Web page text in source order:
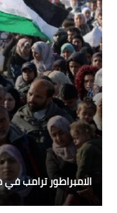
الامبراطور ترامب